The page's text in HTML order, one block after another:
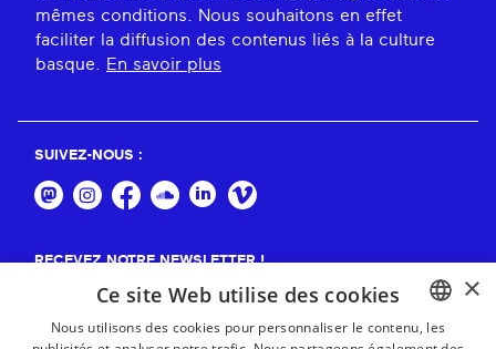
mêmes conditions. Nous souhaitons en effet
faciliter la diffusion des contenus liés à la culture
basque.
En savoir plus
SUIVEZ-NOUS :
RECEVEZ NOTRE NEWSLETTER !
×
Ce site Web utilise des cookies
Nous utilisons des cookies pour personnaliser le contenu, les